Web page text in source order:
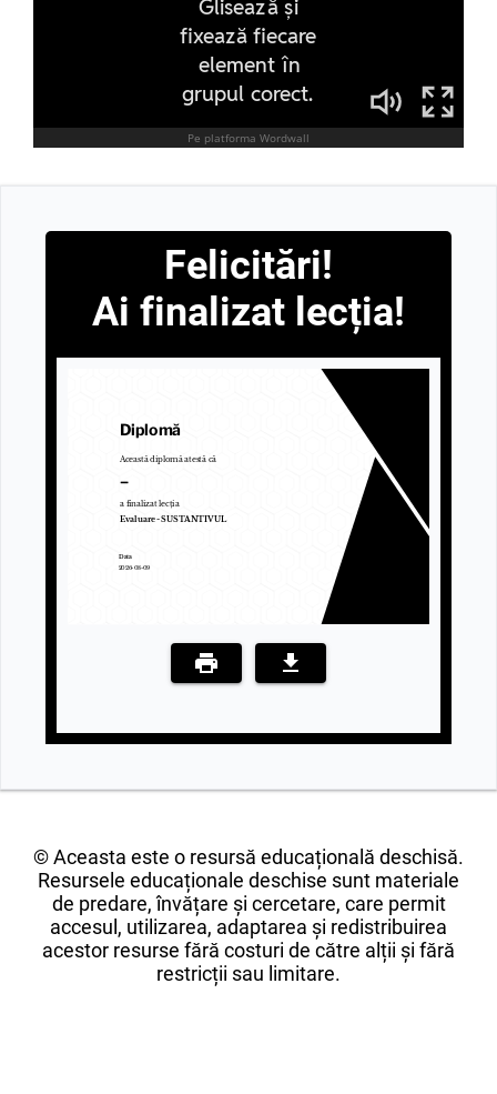
Felicitări!
Ai finalizat lecția!
Diplomă
Această diplomă atestă că
–
a finalizat lecția
Evaluare- SUSTANTIVUL
Data
2026-08-09
© Aceasta este o resursă educațională deschisă.
Resursele educaționale deschise sunt materiale
de predare, învățare și cercetare, care permit
accesul, utilizarea, adaptarea și redistribuirea
acestor resurse fără costuri de către alții și fără
restricții sau limitare.